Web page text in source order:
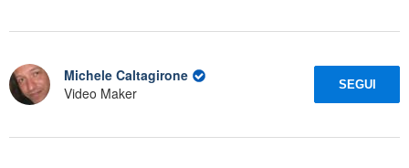
Michele Caltagirone
Video Maker
SEGUI